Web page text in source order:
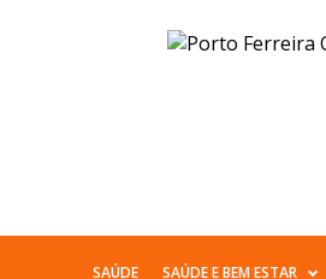
Seduc-
para
SAÚDE SAÚDE E BEM ESTAR